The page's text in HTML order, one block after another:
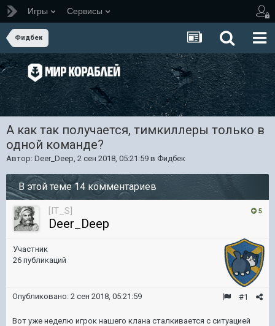
Игры Сервисы
Фидбек
А как так получается, тимкиллеры только в
одной команде?
Автор: Deer_Deep, 2 сен 2018, 05:21:59 в Фидбек
В этой теме 14 комментариев
5
[IT_S]
Deer_Deep
Участник
26 публикаций
#1
Опубликовано: 2 сен 2018, 05:21:59
Вот уже неделю игрок нашего клана сталкивается с ситуацией